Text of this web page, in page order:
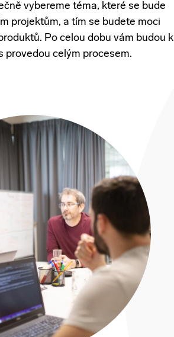
vybereme téma, které se bude
projektům, a tím se budete moci
Po celou dobu vám budou k
provedou celým procesem.